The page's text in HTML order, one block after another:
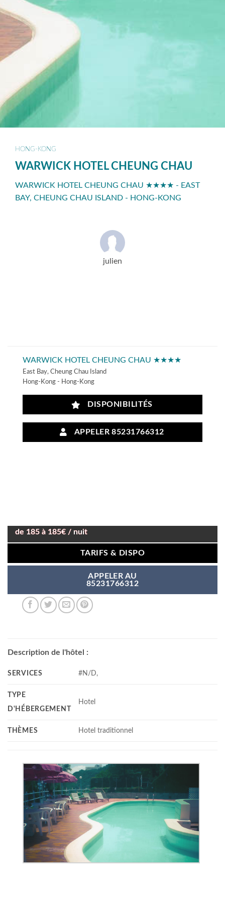
HONG-KONG
WARWICK HOTEL CHEUNG CHAU
WARWICK HOTEL CHEUNG CHAU ★★★★ - EAST
BAY, CHEUNG CHAU ISLAND - HONG-KONG
julien
WARWICK HOTEL CHEUNG CHAU ★★★★
East Bay, Cheung Chau Island
Hong-Kong - Hong-Kong
DISPONIBILITÉS
APPELER 85231766312
de 185 à 185€ / nuit
TARIFS & DISPO
APPELER AU
85231766312
Description de l'hôtel :
SERVICES #N/D,
TYPE
D'HÉBERGEMENT
Hotel
THÈMES Hotel traditionnel